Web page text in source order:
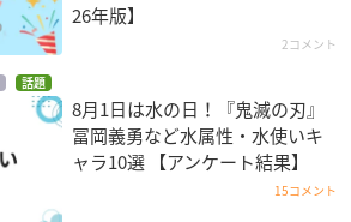
26年版】
2コメント
話題
8月1日は水の日！『鬼滅の刃』
冨岡義勇など水属性・水使いキ
ャラ10選 【アンケート結果】
15コメント